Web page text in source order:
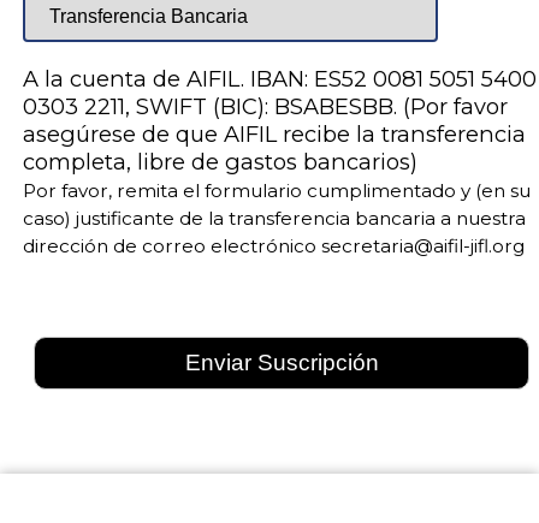
Transferencia Bancaria
A la cuenta de AIFIL. IBAN: ES52 0081 5051 5400
0303 2211, SWIFT (BIC): BSABESBB. (Por favor
asegúrese de que AIFIL recibe la transferencia
completa, libre de gastos bancarios)
Por favor, remita el formulario cumplimentado y (en su
caso) justificante de la transferencia bancaria a nuestra
dirección de correo electrónico secretaria@aifil-jifl.org